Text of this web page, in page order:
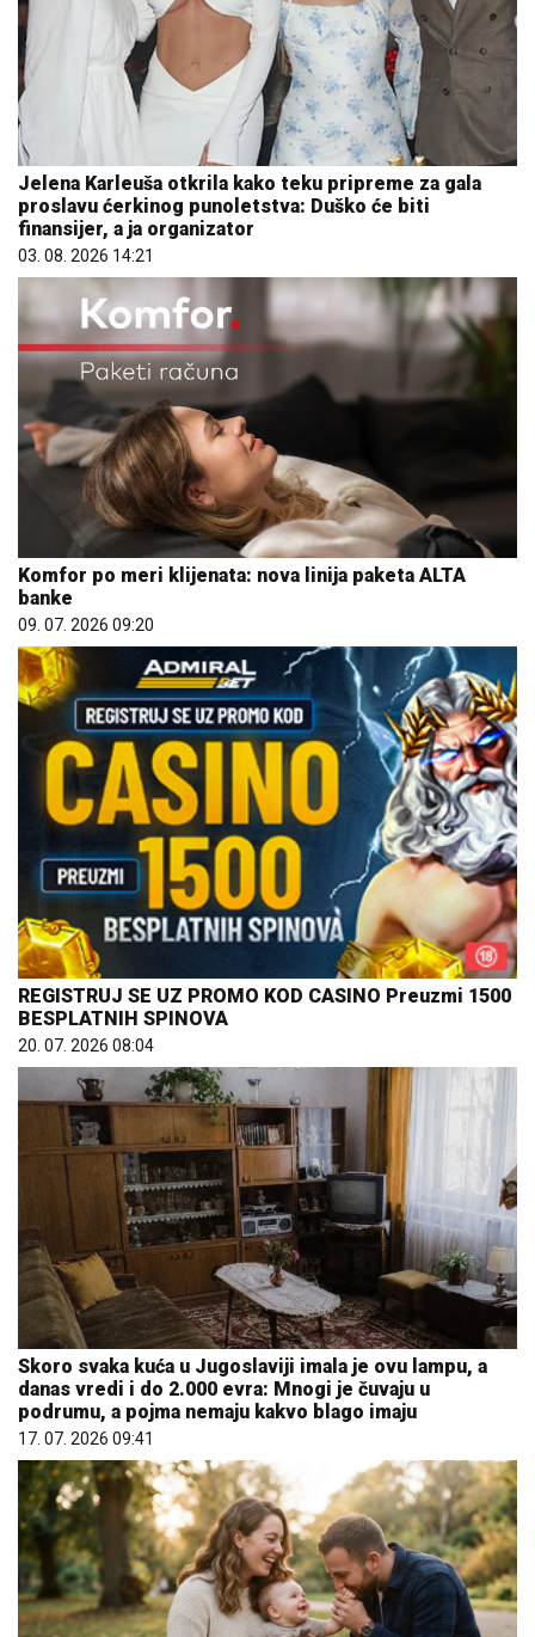
Jelena Karleuša otkrila kako teku pripreme za gala
proslavu ćerkinog punoletstva: Duško će biti
finansijer, a ja organizator
03. 08. 2026 14:21
Komfor po meri klijenata: nova linija paketa ALTA
banke
09. 07. 2026 09:20
REGISTRUJ SE UZ PROMO KOD CASINO Preuzmi 1500
BESPLATNIH SPINOVA
20. 07. 2026 08:04
Skoro svaka kuća u Jugoslaviji imala je ovu lampu, a
danas vredi i do 2.000 evra: Mnogi je čuvaju u
podrumu, a pojma nemaju kakvo blago imaju
17. 07. 2026 09:41